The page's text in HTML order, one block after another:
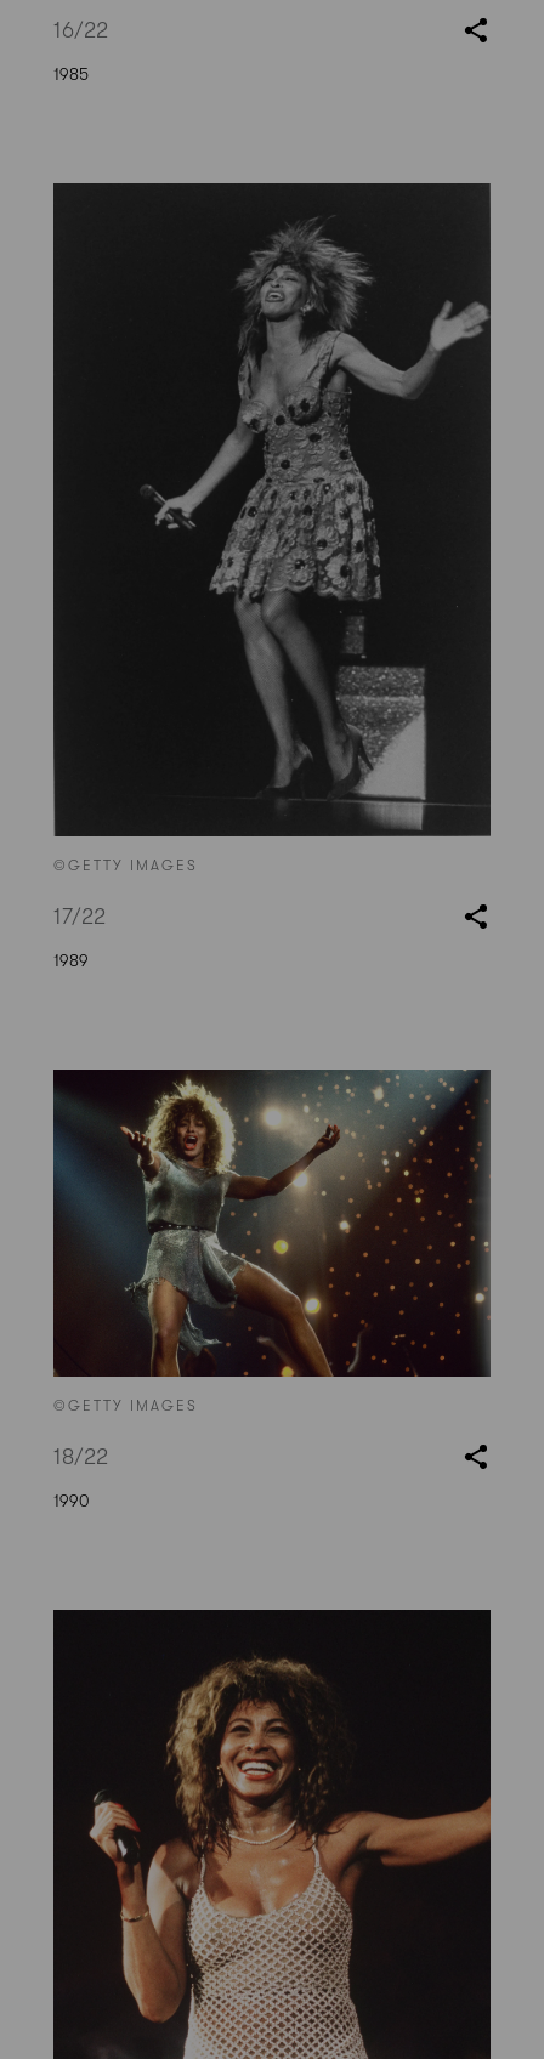
16/22
1985
©GETTY IMAGES
17/22
1989
©GETTY IMAGES
18/22
1990